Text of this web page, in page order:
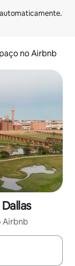
no Airbnb
Airbnb
explore-os